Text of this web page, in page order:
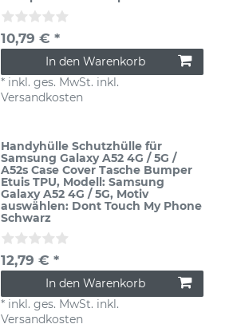
10,79 € *
In den Warenkorb
* inkl. ges. MwSt. inkl.
Versandkosten
Handyhülle Schutzhülle für
Samsung Galaxy A52 4G / 5G /
A52s Case Cover Tasche Bumper
Etuis TPU, Modell: Samsung
Galaxy A52 4G / 5G, Motiv
auswählen: Dont Touch My Phone
Schwarz
12,79 € *
In den Warenkorb
* inkl. ges. MwSt. inkl.
Versandkosten